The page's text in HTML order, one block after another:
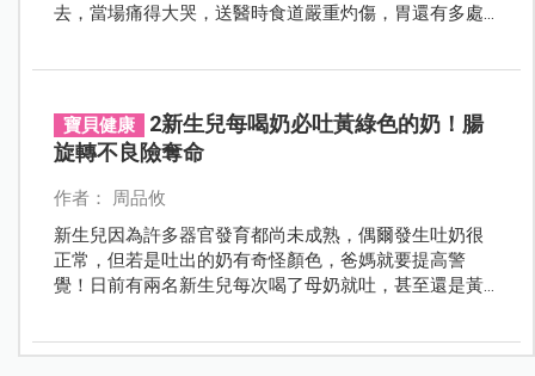
去，當場痛得大哭，送醫時食道嚴重灼傷，胃還有多處
寶貝健康
2新生兒每喝奶必吐黃綠色的奶！腸
旋轉不良險奪命
作者： 周品攸
新生兒因為許多器官發育都尚未成熟，偶爾發生吐奶很
正常，但若是吐出的奶有奇怪顏色，爸媽就要提高警
覺！日前有兩名新生兒每次喝了母奶就吐，甚至還是黃
現恐沒命！